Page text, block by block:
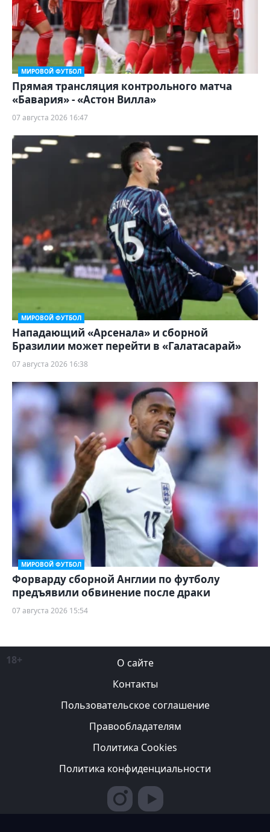
МИРОВОЙ ФУТБОЛ
Прямая трансляция контрольного матча
«Бавария» - «Астон Вилла»
07 августа 2026 16:47
МИРОВОЙ ФУТБОЛ
Нападающий «Арсенала» и сборной
Бразилии может перейти в «Галатасарай»
07 августа 2026 16:38
МИРОВОЙ ФУТБОЛ
Форварду сборной Англии по футболу
предъявили обвинение после драки
07 августа 2026 15:54
18+
О сайте
Контакты
Пользовательское соглашение
Правообладателям
Политика Cookies
Политика конфиденциальности